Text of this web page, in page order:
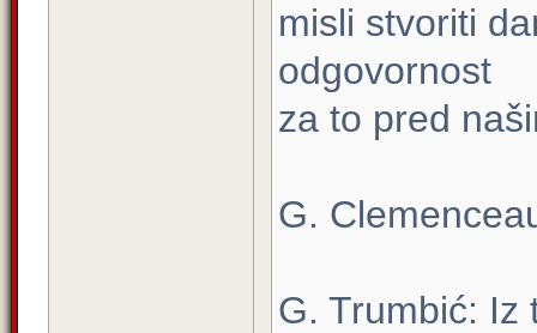
misli stvoriti
odgovornost
za to pred
G.
G. Trumbić: Iz